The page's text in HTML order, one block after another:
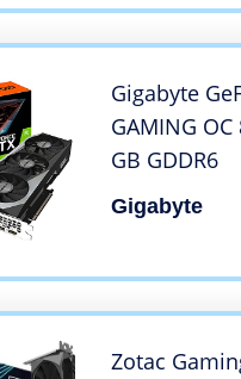
Gigabyte
GAMING
GB GDDR6
Gigabyte
Zotac